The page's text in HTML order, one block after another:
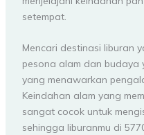
setempat.
Mencari destinasi liburan
pesona alam dan budaya
yang menawarkan
Keindahan alam yang
sangat cocok untuk
sehingga liburanmu di